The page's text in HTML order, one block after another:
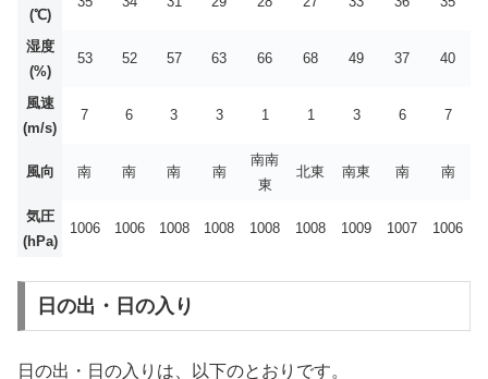
(℃)
湿度
(%)
53 52 57 63 66 68 49 37 40
風速
(m/s)
7 6 3 3 1 1 3 6 7
風向 南 南 南 南
南南
東
北東 南東 南 南
気圧
(hPa)
1006 1006 1008 1008 1008 1008 1009 1007 1006
日の出・日の入り
日の出・日の入りは、以下のとおりです。